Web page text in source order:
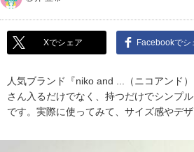
Xでシェア Facebookでシ
人気ブランド『niko and ...（ニコアンド
さん入るだけでなく、持つだけでシンプ
です。実際に使ってみて、サイズ感やデ